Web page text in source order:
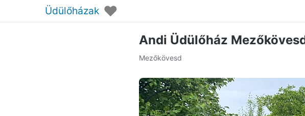
Üdülőházak ♥
Andi Üdülőház
Mezőkövesd